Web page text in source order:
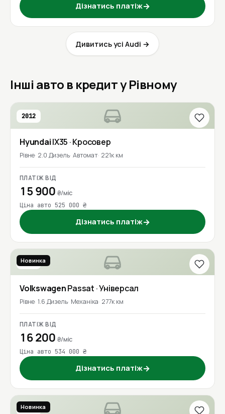
Дізнатись платіж→
Дивитись усі Audi →
Інші авто в кредит у Рівному
2012
HyundaiIX35 · Кросовер
Рівне 2.0 Дизель Автомат 221к км
ПЛАТІЖ ВІД
15 900 ₴/міс
Ціна авто 525 000 ₴
Дізнатись платіж→
2016
Новинка
VolkswagenPassat · Універсал
Рівне 1.6 Дизель Механіка 277к км
ПЛАТІЖ ВІД
16 200 ₴/міс
Ціна авто 534 000 ₴
Дізнатись платіж→
2018
Новинка